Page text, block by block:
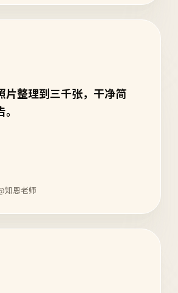
片整理到三千张，干净简
知恩老师